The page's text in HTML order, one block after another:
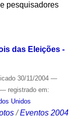
pesquisadores
das Eleições -
30/11/2004 —
— registrado em:
Unidos
/Eventos 2004